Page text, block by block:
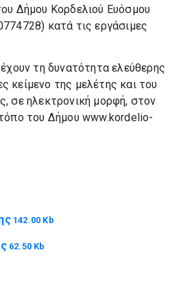
Δήμου Κορδελιού Ευόσμου
κατά τις εργάσιμες
τη δυνατότητα ελεύθερης
κείμενο της μελέτης και του
σε ηλεκτρονική μορφή, στον
του Δήμου www.kordelio-
142.00 Kb
62.50 Kb